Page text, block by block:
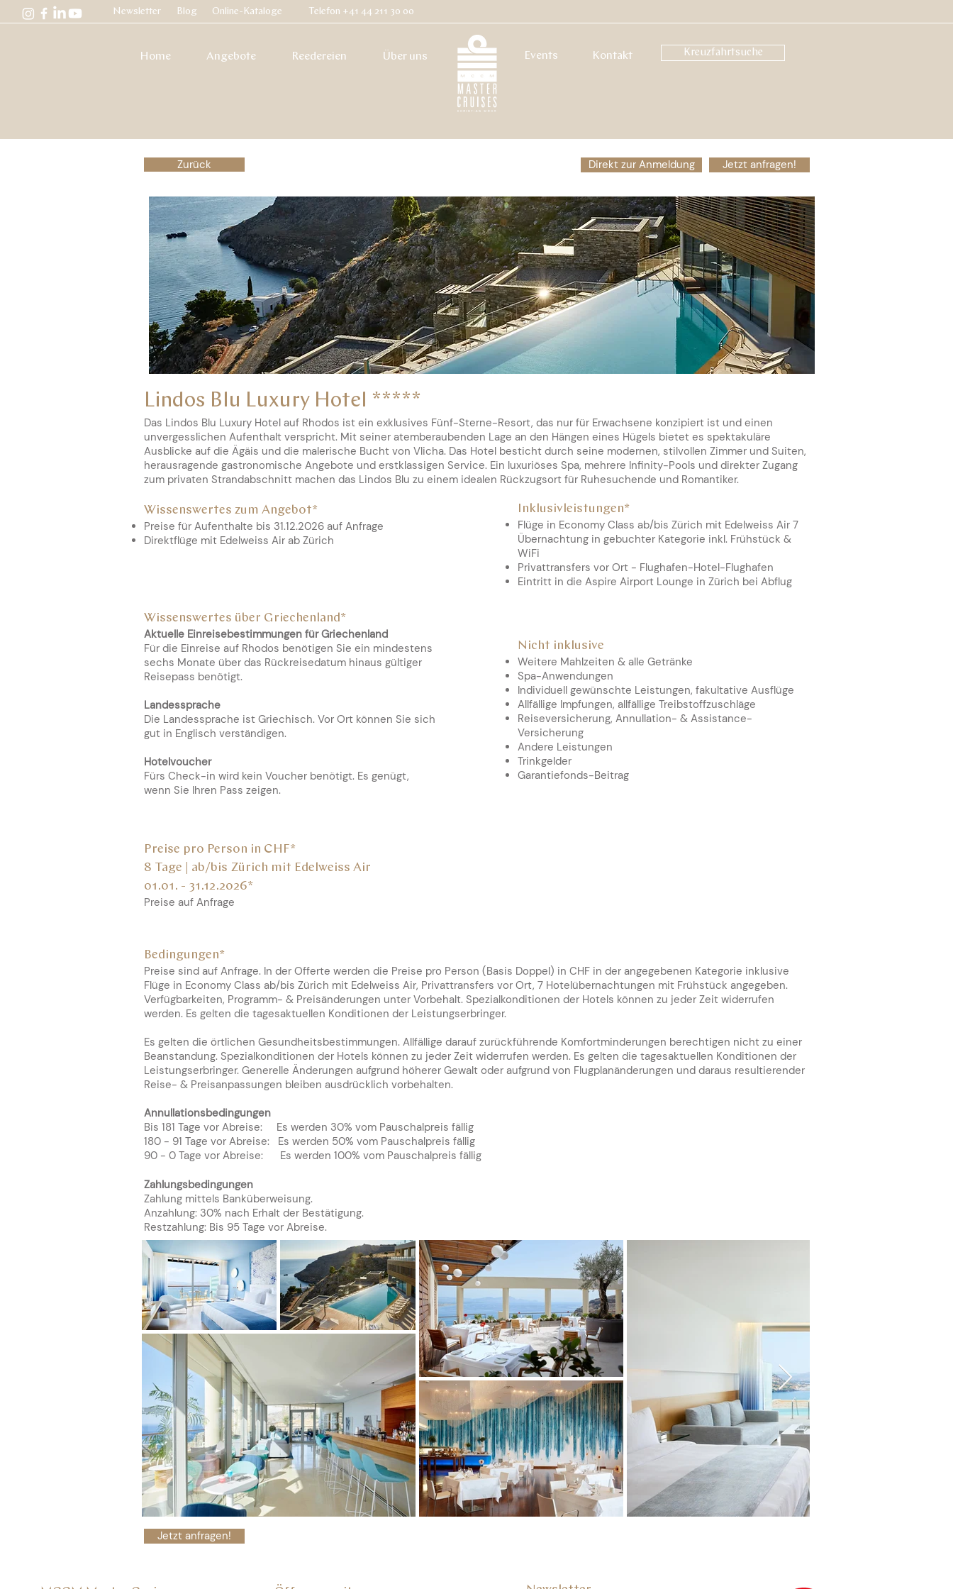
Newsletter Blog Online-Kataloge Telefon +41 44 211 30 00
Home Angebote Reedereien Über uns Events Kontakt Kreuzfahrtsuche
Zurück Direkt zur Anmeldung Jetzt anfragen!
Lindos Blu Luxury Hotel *****
Das Lindos Blu Luxury Hotel auf Rhodos ist ein exklusives Fünf-Sterne-Resort, das nur für Erwachsene konzipiert ist und einen
unvergesslichen Aufenthalt verspricht. Mit seiner atemberaubenden Lage an den Hängen eines Hügels bietet es spektakuläre
Ausblicke auf die Ägäis und die malerische Bucht von Vlicha. Das Hotel besticht durch seine modernen, stilvollen Zimmer und Suiten,
herausragende gastronomische Angebote und erstklassigen Service. Ein luxuriöses Spa, mehrere Infinity-Pools und direkter Zugang
zum privaten Strandabschnitt machen das Lindos Blu zu einem idealen Rückzugsort für Ruhesuchende und Romantiker.
Wissenswertes zum Angebot*
Preise für Aufenthalte bis 31.12.2026 auf Anfrage
Direktflüge mit Edelweiss Air ab Zürich
Wissenswertes über Griechenland*
Aktuelle Einreisebestimmungen fürGriechenland
Für die Einreise auf Rhodos benötigen Sie ein mindestens
sechs Monate über das Rückreisedatum hinaus gültiger
Reisepass benötigt.
Landessprache
Die Landessprache ist Griechisch. Vor Ort können Sie sich
gut in Englisch verständigen.
Hotelvoucher
Fürs Check-in wird kein Voucher benötigt. Es genügt,
wenn Sie Ihren Pass zeigen.
Inklusivleistungen*
Flüge in Economy Class ab/bis Zürich mit Edelweiss Air 7
Übernachtung in gebuchter Kategorie inkl. Frühstück &
WiFi
Privattransfers vor Ort - Flughafen-Hotel-Flughafen
Eintritt in die Aspire Airport Lounge in Zürich bei Abflug
Nicht inklusive
Weitere Mahlzeiten & alle Getränke
Spa-Anwendungen
Individuell gewünschte Leistungen, fakultative Ausflüge
Allfällige Impfungen, allfällige Treibstoffzuschläge
Reiseversicherung, Annullation- & Assistance-
Versicherung
Andere Leistungen
Trinkgelder
Garantiefonds-Beitrag
Preise pro Person in CHF*
8 Tage | ab/bis Zürich mit Edelweiss Air
01.01. - 31.12.2026*
Preise auf Anfrage
Bedingungen*
Preise sind auf Anfrage. In der Offerte werden die Preise pro Person (Basis Doppel) in CHF in der angegebenen Kategorie inklusive
Flüge in Economy Class ab/bis Zürich mit Edelweiss Air, Privattransfers vor Ort, 7 Hotelübernachtungen mit Frühstück angegeben.
Verfügbarkeiten, Programm- & Preisänderungen unter Vorbehalt. ​Spezialkonditionen der Hotels können zu jeder Zeit widerrufen
werden. Es gelten die tagesaktuellen Konditionen der Leistungserbringer.
Es gelten die örtlichen Gesundheitsbestimmungen. Allfällige darauf zurückführende Komfortminderungen berechtigen nicht zu einer
Beanstandung. Spezialkonditionen der Hotels können zu jeder Zeit widerrufen werden. Es gelten die tagesaktuellen Konditionen der
Leistungserbringer. Generelle Änderungen aufgrund höherer Gewalt oder aufgrund von Flugplanänderungen und daraus resultierender
Reise- & Preisanpassungen bleiben ausdrücklich vorbehalten.
​Annullationsbedingungen
Bis 181 Tage vor Abreise: Es werden 30% vom Pauschalpreis fällig
180 - 91 Tage vor Abreise: Es werden 50% vom Pauschalpreis fällig
90 - 0 Tage vor Abreise: Es werden 100% vom Pauschalpreis fällig
Zahlungsbedingungen
Zahlung mittels Banküberweisung.
Anzahlung: 30% nach Erhalt der Bestätigung.
Restzahlung: Bis 95 Tage vor Abreise.
Jetzt anfragen!